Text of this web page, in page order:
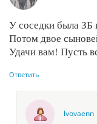
У соседки была ЗБ
Потом двое
Удачи вам! Пусть
Ответить
lvovaenn